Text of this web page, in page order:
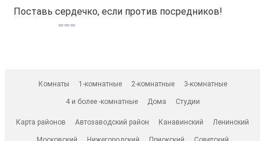
Поставь сердечко, если против посредников!
Комнаты 1-комнатные 2-комнатные 3-комнатные
4 и более -комнатные Дома Студии
Карта районов Автозаводский район Канавинский Ленинский